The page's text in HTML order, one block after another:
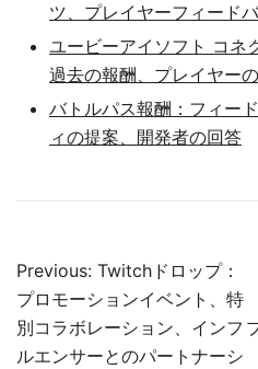
ツ、プレイヤーフィード
ユービーアイソフト コネ
過去の報酬、プレイヤー
バトルパス報酬：フィー
ィの提案、開発者の回答
Post
navigation
Previous: Twitchドロップ：
プロモーションイベント、特
別コラボレーション、インフ
ルエンサーとのパートナーシ